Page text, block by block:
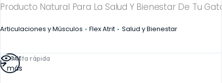
Producto Natural Para La Salud Y Bienestar De Tu
Articulaciones y Músculos Flex Atrit Salud y Bienestar
Vista rápida
Leer
más